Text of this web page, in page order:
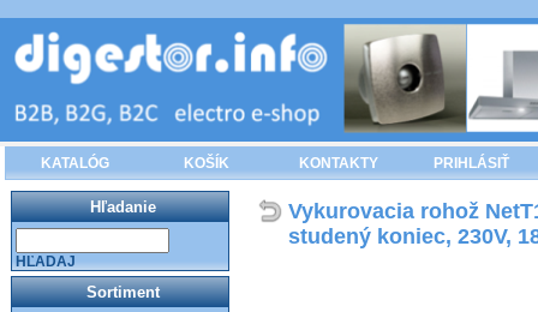
KATALÓG KOŠÍK KONTAKTY PRIHLÁSIŤ
Vykurovacia rohož
studený koniec, 230V,
Hľadanie
HĽADAJ
Sortiment